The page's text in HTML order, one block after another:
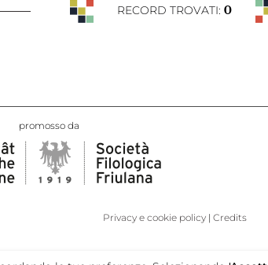
RECORD TROVATI: 0
promosso da
Privacy e cookie policy Credits